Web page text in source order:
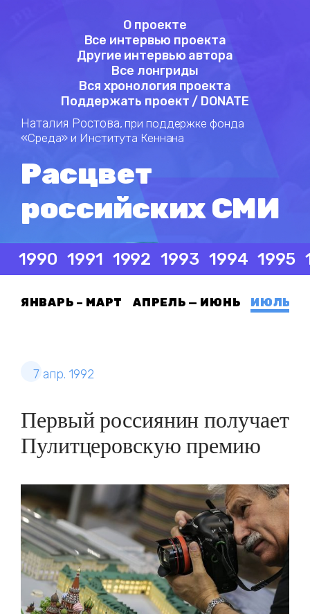
О проекте
Все интервью проекта
Другие интервью автора
Все лонгриды
Вся хронология проекта
Поддержать проект / DONATE
Наталия Ростова, при поддержке фонда
«Среда» и Института Кеннана
Расцвет
российских СМИ
1990 1991 1992 1993 1994 1995
ЯНВАРЬ – МАРТ АПРЕЛЬ — ИЮНЬ ИЮЛЬ —
7 апр. 1992
Первый россиянин получает
Пулитцеровскую премию